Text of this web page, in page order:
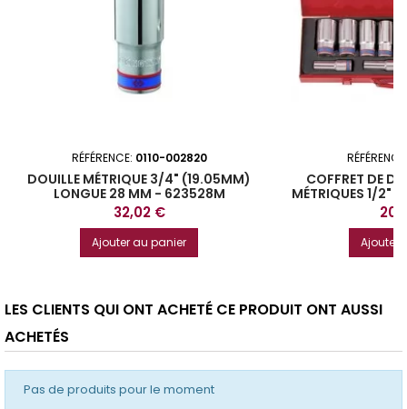
RÉFÉRENCE: 0110-002820
DOUILLE MÉTRIQUE 3/4" (19.05MM)
LONGUE 28 MM - 623528M
Prix
32,02 €
Ajouter au panier
COFFRET DE
MÉTRIQUES 1/2"
Prix
Ajouter
LES CLIENTS QUI ONT ACHETÉ CE PRODUIT ONT AUSSI
ACHETÉS
Pas de produits pour le moment